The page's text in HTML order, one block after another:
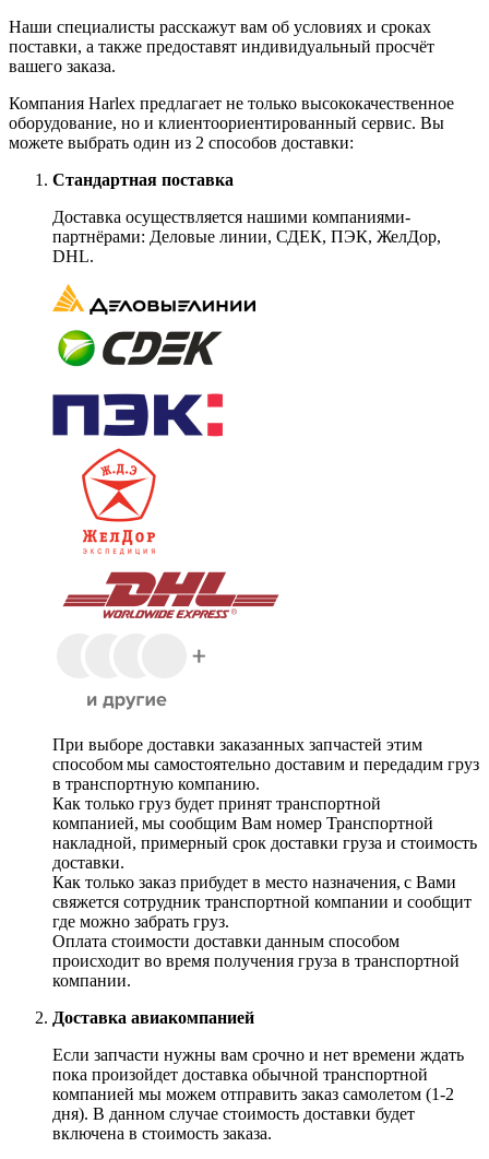
Наши специалисты расскажут вам об условиях и сроках
поставки, а также предоставят индивидуальный просчёт
вашего заказа.
Компания Harlex предлагает не только высококачественное
оборудование, но и клиентоориентированный сервис. Вы
можете выбрать один из 2 способов доставки:
Стандартная поставка
Доставка осуществляется нашими компаниями-
партнёрами: Деловые линии, СДЕК, ПЭК, ЖелДор,
DHL.
При выборе доставки заказанных запчастей этим
способом мы самостоятельно доставим и передадим груз
в транспортную компанию.
Как только груз будет принят транспортной
компанией, мы сообщим Вам номер Транспортной
накладной, примерный срок доставки груза и стоимость
доставки.
Как только заказ прибудет в место назначения, с Вами
свяжется сотрудник транспортной компании и сообщит
где можно забрать груз.
Оплата стоимости доставки данным способом
происходит во время получения груза в транспортной
компании.
Доставка авиакомпанией
Если запчасти нужны вам срочно и нет времени ждать
пока произойдет доставка обычной транспортной
компанией мы можем отправить заказ самолетом (1-2
дня). В данном случае стоимость доставки будет
включена в стоимость заказа.